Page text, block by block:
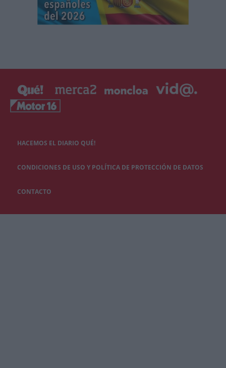
HACEMOS EL DIARIO QUÉ!
CONDICIONES DE USO Y POLÍTICA DE PROTECCIÓN DE DATOS
CONTACTO